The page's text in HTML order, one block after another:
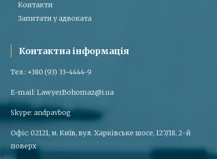
Контакти
Запитати у адвоката
Контактна інформація
Тел.: +380 (93) 33-4444-9
E-mail:LawyerBohomaz@i.ua
Skype:andpavbog
Офіс:02121, м. Київ, вул. Харківське шосе, 127/18, 2-й
поверх